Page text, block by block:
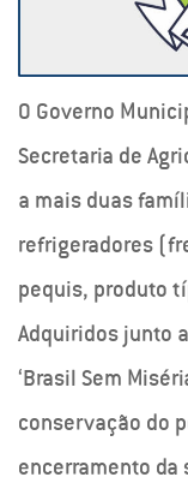
O Governo
Secretaria de
a mais duas
refrigeradores
pequis, produto
Adquiridos junto
‘Brasil Sem
conservação do
encerramento da